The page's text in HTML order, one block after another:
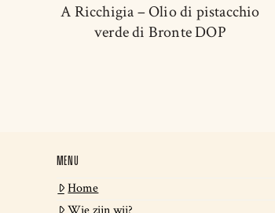
A Ricchigia – Olio di pistacchio
verde di Bronte DOP
MENU
Home